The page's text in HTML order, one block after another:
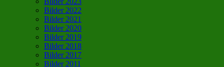
Bilder 2022
Bilder 2021
Bilder 2020
Bilder 2019
Bilder 2018
Bilder 2017
Bilder 2011